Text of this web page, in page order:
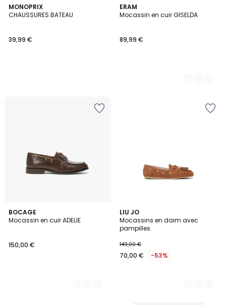
MONOPRIX
CHAUSSURES BATEAU
39,99 €
ERAM
Mocassin en cuir GISELDA
89,99 €
2
Couleurs
BOCAGE
Mocassin en cuir ADELIE
150,00 €
2
Couleurs
LIU JO
Mocassins en daim avec
pampilles
149,00 €
70,00 € -53%
3
Couleurs